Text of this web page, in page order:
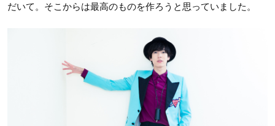
だいて。そこからは最高のものを作ろうと思っていました。